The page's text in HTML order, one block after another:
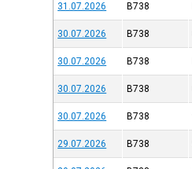
31.07.2026 B738
30.07.2026 B738
30.07.2026 B738
30.07.2026 B738
30.07.2026 B738
29.07.2026 B738